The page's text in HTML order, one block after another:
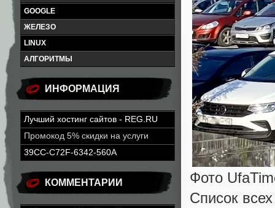
GOOGLE
ЖЕЛЕЗО
LINUX
АЛГОРИТМЫ
ИНФОРМАЦИЯ
Лучший хостинг сайтов - REG.RU
Промокод 5% скидки на услуги
39CC-C72F-6342-560A
КОММЕНТАРИИ
Фото
Список